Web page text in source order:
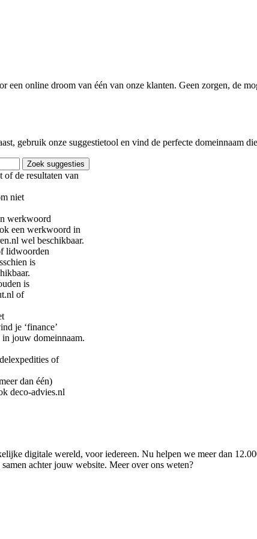
een online droom van één van onze klanten. Geen zorgen, de
gebruik onze suggestietool en vind de perfecte domeinnaam
Zoek suggesties
de resultaten van
niet
werkwoord
een werkwoord in
wel beschikbaar.
lidwoorden
is
is
of
je ‘finance’
jouw domeinnaam.
of
dan één)
deco-advies.nl
digitale wereld, voor iedereen. Nu helpen we meer dan
achter jouw website. Meer over ons weten?